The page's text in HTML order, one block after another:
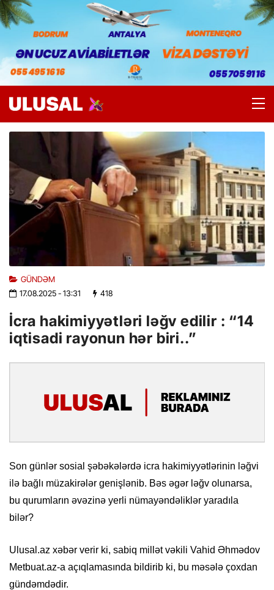
GÜNDƏM
17.08.2025- 13:31 418
İcra hakimiyyətləri ləğv edilir : “14
iqtisadi rayonun hər biri..”
Son günlər sosial şəbəkələrdə icra hakimiyyətlərinin ləğvi
ilə bağlı müzakirələr genişlənib. Bəs əgər ləğv olunarsa,
bu qurumların əvəzinə yerli nümayəndəliklər yaradıla
bilər?
Ulusal.az xəbər verir ki, sabiq millət vəkili Vahid Əhmədov
Metbuat.az-a açıqlamasında bildirib ki, bu məsələ çoxdan
gündəmdədir.